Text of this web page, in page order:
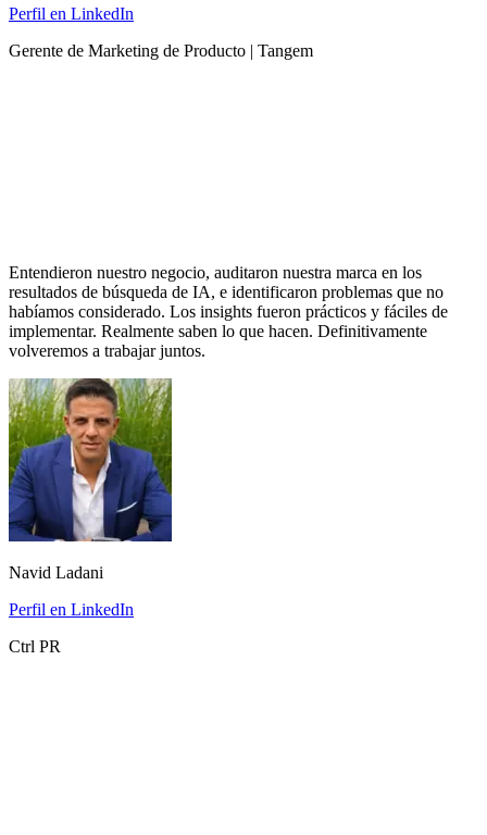
Perfil en LinkedIn
Gerente de Marketing de Producto | Tangem
Entendieron nuestro negocio, auditaron nuestra marca en los
resultados de búsqueda de IA, e identificaron problemas que no
habíamos considerado. Los insights fueron prácticos y fáciles de
implementar. Realmente saben lo que hacen. Definitivamente
volveremos a trabajar juntos.
Navid Ladani
Perfil en LinkedIn
Ctrl PR